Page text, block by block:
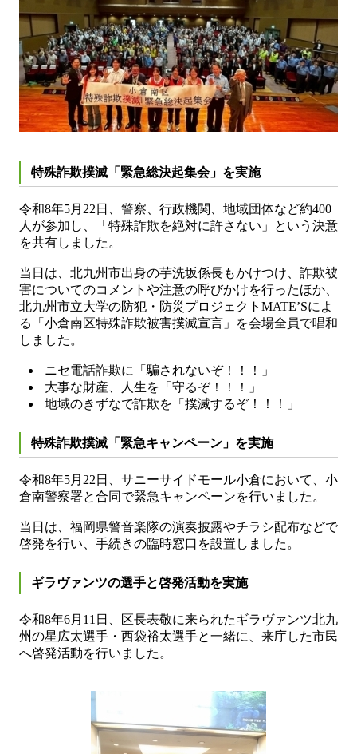
特殊詐欺撲滅「緊急総決起集会」を実施
令和8年5月22日、警察、行政機関、地域団体など約400
人が参加し、「特殊詐欺を絶対に許さない」という決意
を共有しました。
当日は、北九州市出身の芋洗坂係長もかけつけ、詐欺被
害についてのコメントや注意の呼びかけを行ったほか、
北九州市立大学の防犯・防災プロジェクトMATE’Sによ
る「小倉南区特殊詐欺被害撲滅宣言」を会場全員で唱和
しました。
ニセ電話詐欺に「騙されないぞ！！！」
大事な財産、人生を「守るぞ！！！」
地域のきずなで詐欺を「撲滅するぞ！！！」
特殊詐欺撲滅「緊急キャンペーン」を実施
令和8年5月22日、サニーサイドモール小倉において、小
倉南警察署と合同で緊急キャンペーンを行いました。
当日は、福岡県警音楽隊の演奏披露やチラシ配布などで
啓発を行い、手続きの臨時窓口を設置しました。
ギラヴァンツの選手と啓発活動を実施
令和8年6月11日、区長表敬に来られたギラヴァンツ北九
州の星広太選手・西袋裕太選手と一緒に、来庁した市民
へ啓発活動を行いました。